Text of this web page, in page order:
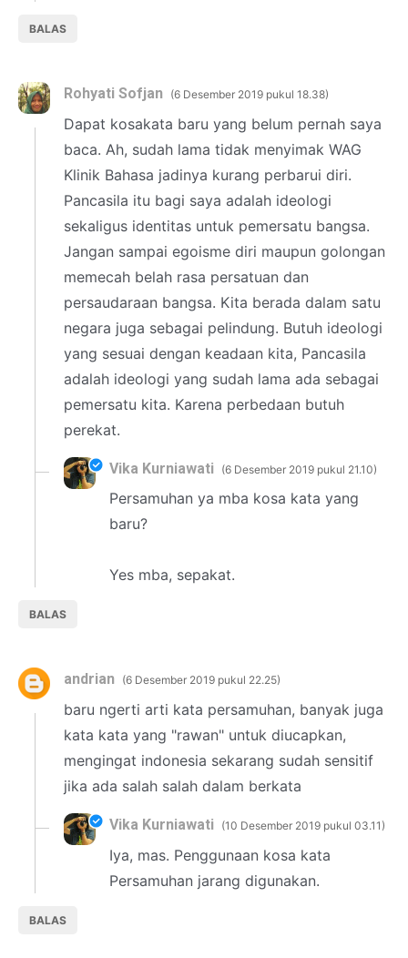
BALAS
Rohyati Sofjan 6 Desember 2019 pukul 18.38
Dapat kosakata baru yang belum pernah saya
baca. Ah, sudah lama tidak menyimak WAG
Klinik Bahasa jadinya kurang perbarui diri.
Pancasila itu bagi saya adalah ideologi
sekaligus identitas untuk pemersatu bangsa.
Jangan sampai egoisme diri maupun golongan
memecah belah rasa persatuan dan
persaudaraan bangsa. Kita berada dalam satu
negara juga sebagai pelindung. Butuh ideologi
yang sesuai dengan keadaan kita, Pancasila
adalah ideologi yang sudah lama ada sebagai
pemersatu kita. Karena perbedaan butuh
perekat.
BALAS
Vika Kurniawati 6 Desember 2019 pukul 21.10
Persamuhan ya mba kosa kata yang
baru?
Yes mba, sepakat.
andrian 6 Desember 2019 pukul 22.25
baru ngerti arti kata persamuhan, banyak juga
kata kata yang "rawan" untuk diucapkan,
mengingat indonesia sekarang sudah sensitif
jika ada salah salah dalam berkata
BALAS
Vika Kurniawati 10 Desember 2019 pukul 03.11
Iya, mas. Penggunaan kosa kata
Persamuhan jarang digunakan.